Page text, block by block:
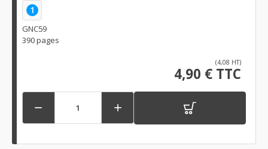
1
GNC59
390 pages
(4,08 HT)
4,90 € TTC
 